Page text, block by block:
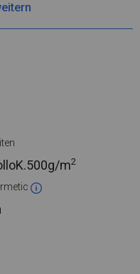
500g/m2